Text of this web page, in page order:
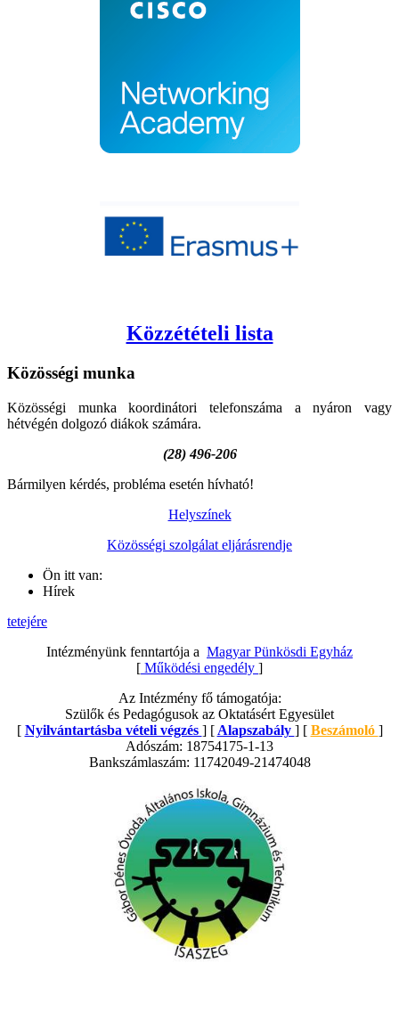
Közzétételi lista
Közösségi munka
Közösségi munka koordinátori telefonszáma a nyáron vagy
hétvégén dolgozó diákok számára.
(28) 496-206
Bármilyen kérdés, probléma esetén hívható!
Helyszínek
Közösségi szolgálat eljárásrendje
Ön itt van:
Hírek
tetejére
Intézményünk fenntartója a Magyar Pünkösdi Egyház
[ Működési engedély ]
Az Intézmény fő támogatója:
Szülők és Pedagógusok az Oktatásért Egyesület
[ Nyilvántartásba vételi végzés ] [ Alapszabály ] [ Beszámoló ]
Adószám: 18754175-1-13
Bankszámlaszám: 11742049-21474048